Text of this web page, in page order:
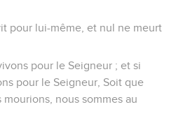
pour lui-même, et nul ne meurt
pour le Seigneur ; et si
pour le Seigneur, Soit que
nous sommes au